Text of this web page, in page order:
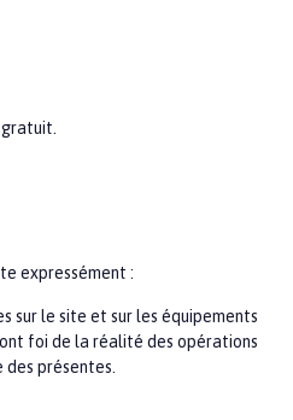
gratuit.
expressément :
sur le site et sur les équipements
foi de la réalité des opérations
présentes.